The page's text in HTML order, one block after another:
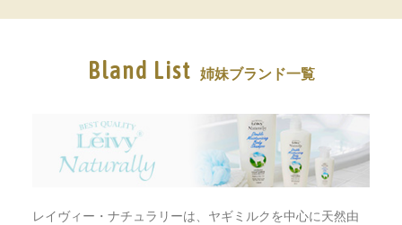
Bland List 姉妹ブランド一覧
レイヴィー・ナチュラリーは、ヤギミルクを中心に天然由